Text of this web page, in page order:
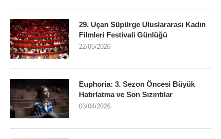
29. Uçan Süpürge Uluslararası Kadın
Filmleri Festivali Günlüğü
22/06/2026
Euphoria: 3. Sezon Öncesi Büyük
Hatırlatma ve Son Sızıntılar
03/04/2026